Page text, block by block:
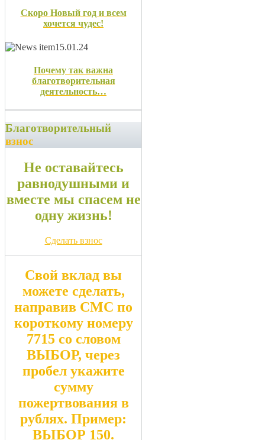
Скоро Новый год и всем
хочется чудес!
15.01.24
Почему так важна
благотворительная
деятельность…
Благотворительный
взнос
Не оставайтесь
равнодушными и
вместе мы спасем не
одну жизнь!
Сделать взнос
Свой вклад вы
можете сделать,
направив СМС по
короткому номеру
7715 со словом
ВЫБОР, через
пробел укажите
сумму
пожертвования в
рублях. Пример:
ВЫБОР 150.